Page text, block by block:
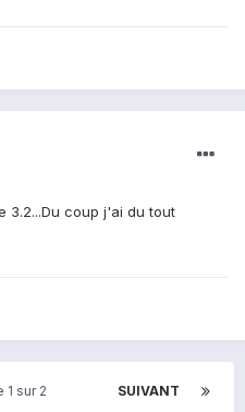
3.2...Du coup j'ai du tout
SUIVANT
1 sur 2